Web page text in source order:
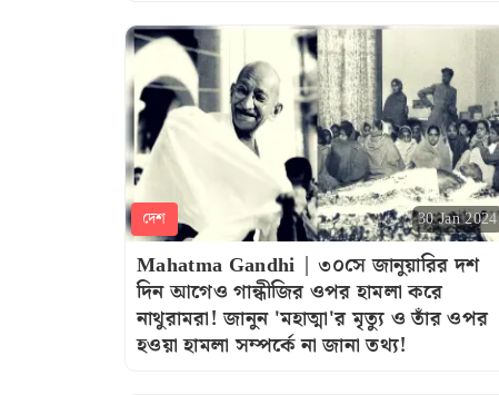
দেশ 30 Jan 2024
Mahatma Gandhi | ৩০সে জানুয়ারির দশ
দিন আগেও গান্ধীজির ওপর হামলা করে
নাথুরামরা! জানুন 'মহাত্মা'র মৃত্যু ও তাঁর ওপর
হওয়া হামলা সম্পর্কে না জানা তথ্য!